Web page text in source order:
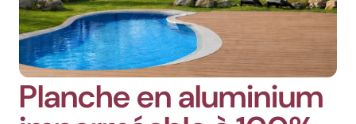
Planche en aluminium